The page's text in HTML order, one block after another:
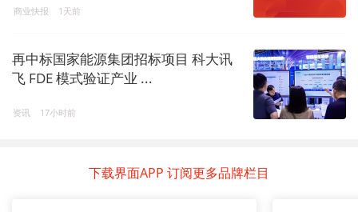
商业快报 1天前
再中标国家能源集团招标项目 科大讯
飞 FDE 模式验证产业 ...
资讯 17小时前
下载界面APP 订阅更多品牌栏目